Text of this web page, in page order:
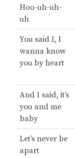
Hoo-uh-uh-
uh
You said I, I
wanna know
you by heart
And I said, it’s
you and me
baby
Let’s never be
apart